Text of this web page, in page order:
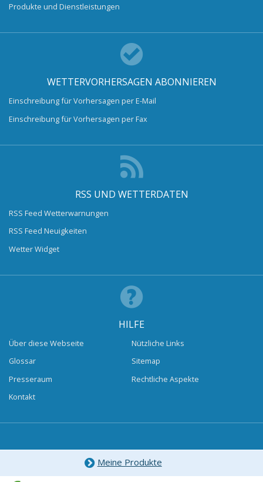
Produkte und Dienstleistungen
WETTERVORHERSAGEN ABONNIEREN
Einschreibung für Vorhersagen per E-Mail
Einschreibung für Vorhersagen per Fax
RSS UND WETTERDATEN
RSS Feed Wetterwarnungen
RSS Feed Neuigkeiten
Wetter Widget
HILFE
Über diese Webseite
Glossar
Presseraum
Kontakt
Nützliche Links
Sitemap
Rechtliche Aspekte
Meine Produkte